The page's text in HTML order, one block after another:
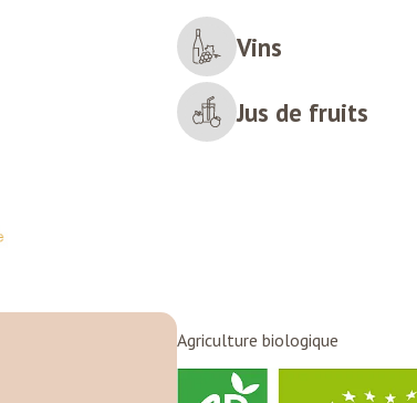
Vins
Jus de fruits
Agriculture biologique